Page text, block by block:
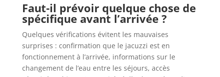
Faut-il prévoir quelque chose de
spécifique avant l’arrivée ?
Quelques vérifications évitent les mauvaises
surprises : confirmation que le jacuzzi est en
fonctionnement à l’arrivée, informations sur le
changement de l’eau entre les séjours, accès